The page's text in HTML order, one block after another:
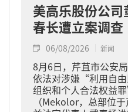
美高乐股份公
春长遭立案调查
06/08/2026 新闻
8月6日，芹苴市公安
依法对涉嫌“利用自由
组织和个人合法权益
（Mekolor，总部位